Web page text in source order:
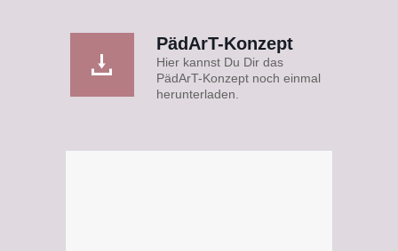
PädArT-Konzept
Hier kannst Du Dir das
PädArT-Konzept noch einmal
herunterladen.